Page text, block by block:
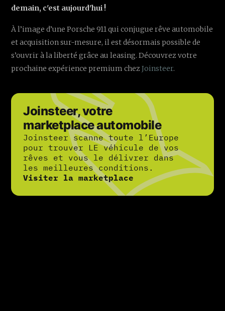
demain, c'est aujourd'hui !
À l’image d’une Porsche 911 qui conjugue rêve automobile
et acquisition sur-mesure, il est désormais possible de
s’ouvrir à la liberté grâce au leasing. Découvrez votre
prochaine expérience premium chezJoinsteer.
Joinsteer, votre
marketplace automobile
Joinsteer scanne toute l’Europe
pour trouver LE véhicule de vos
rêves et vous le délivrer dans
les meilleures conditions.
Visiter la marketplace